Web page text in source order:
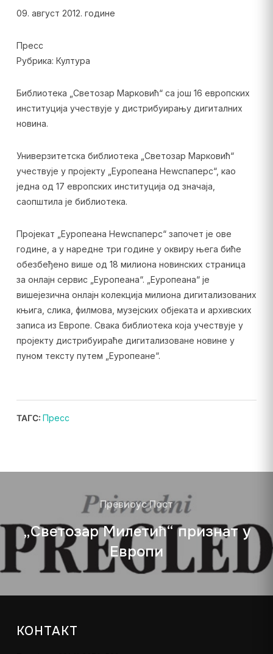
09. август 2012. године
Пресс
Рубрика: Култура
Библиотека „Светозар Марковић“ са још 16 европских
институција учествује у дистрибуирању дигиталних
новина.
Универзитетска библиотека „Светозар Марковић“
учествује у пројекту „Еуропеана Неwспаперс“, као
једна од 17 европских институција од значаја,
саопштила је библиотека.
Пројекат „Еуропеана Неwспаперс“ започет је ове
године, а у наредне три године у оквиру њега биће
обезбеђено више од 18 милиона новинских страница
за онлајн сервис „Еуропеана“. „Еуропеана“ је
вишејезична онлајн колекција милиона дигитализованих
књига, слика, филмова, музејских објеката и архивских
записа из Европе. Свака библиотека која учествује у
пројекту дистрибуираће дигитализоване новине у
пуном тексту путем „Еуропеане“.
ТАГС: Пресс
Превиоус Пост
„Светозар Милетић“ признат у
Европи
КОНТАКТ